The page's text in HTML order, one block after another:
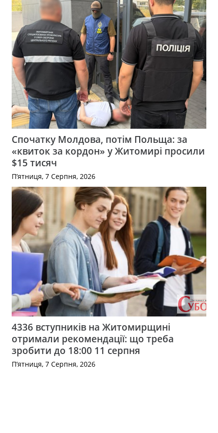
Спочатку Молдова, потім Польща: за
«квиток за кордон» у Житомирі просили
$15 тисяч
П’ятниця, 7 Серпня, 2026
4336 вступників на Житомирщині
отримали рекомендації: що треба
зробити до 18:00 11 серпня
П’ятниця, 7 Серпня, 2026